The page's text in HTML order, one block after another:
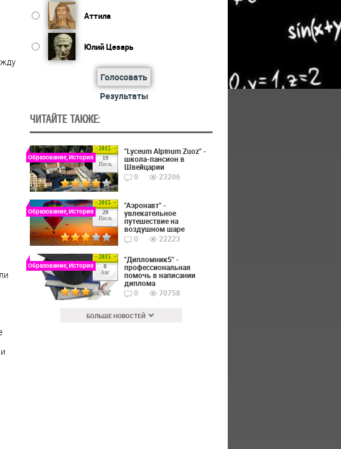
Аттила
Юлий Цезарь
Голосовать
Результаты
ЧИТАЙТЕ ТАКЖЕ:
2015
19
Июль
Образование, История
"Lyceum Alpinum Zuoz" -
школа-пансион в
Швейцарии
0
23206
2015
20
Июль
Образование, История
"Аэронавт" -
увлекательное
путешествие на
воздушном шаре
0
22223
2015
8
Авг
Образование, История
"Дипломник5" -
профессиональная
помочь в написании
диплома
0
70758
БОЛЬШЕ НОВОСТЕЙ